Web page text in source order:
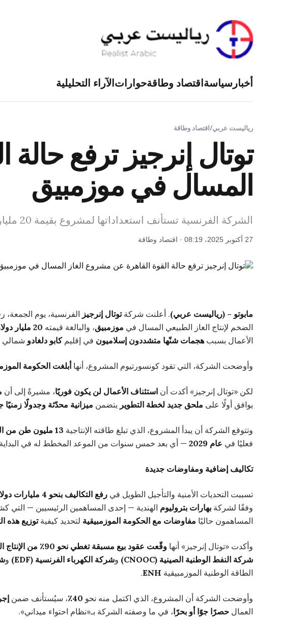
أخبار سياسةاقتصاد وطاقةحواراتالآراء التحليلية
رياليست عربي/اقتصاد وطاقة
توتال إنرجيز ترفع
المسال في موزمبيق
الشركة الفرنسية تستأنف استعداداتها لمشروع بقيمة 20 مليار دولار بعد أربع سنوات من الهجمات المسلحة في كابو دلغادو.
27 أكتوبر 2025، 08:19 · اقتصاد وطاقة
مابوتو – (رياليست عربي). أعلنت شركةتوتال إنرجيز الفرنسية، يوم الجمعة،
الضخم لإنتاج الغاز الطبيعي المسال في موزمبيق، والبالغة قيمته 20 مليار دولار
الأعمال بسبب هجمات شنّها متشددون إسلاميون في إقليمكابو دلغادو شمالي
وأوضحت الشركة، التي تقود كونسورتيوم المشروع، أنها أبلغت الحكومة
لكن «توتال إنرجيز» أكدت أن استئناف الأعمال لن يكون فوريًا، مشيرةً إلى أن
يوافق أولًا على ملحق جديد لخطة التطوير يتضمن ميزانية محدّثة وجدولًا زمنيًا
وتتوقع الشركة أن يبدأ المشروع، الذي تبلغ طاقته الإنتاجية 13 مليون طن من الغاز الطبيعي المسال سنويًا
فعليًا في عام 2029 — أي بعد خمس سنوات من الموعد المخطط له في
تكاليف إضافية ومفاوضات جديدة
تسببت التحديات الأمنية والتأجيل الطويل في رفع التكاليف بنحو 4 مليارات دولار إضافية
وفقًا لشركة بهارات بتروليوم الهندية — إحدى المساهمين الرئيسيين — التي
المساهمون حاليًا مفاوضات مع الحكومة الموزمبيقية لتحديد كيفيةتوزيع هذه
وأكدت «توتال إنرجيز» أنها وقّعت عقود بيع مسبقة تغطي نحو 90٪ من الإنتاج المستقبلي
شركة النفط الوطنية الصينية (CNOOC)
وشركة الكهرباء الفرنسية (EDF) و
الطاقة الوطنية الموزمبيقية ENH
.
وأوضحت الشركة أن المشروع، الذي اكتمل منه نحو 40٪ ، سيُستأنف ضمن
العمال حصرًا جوًا أو بحرًا، في ما وصفته الشركة بـ«نظام احتواء ميداني».